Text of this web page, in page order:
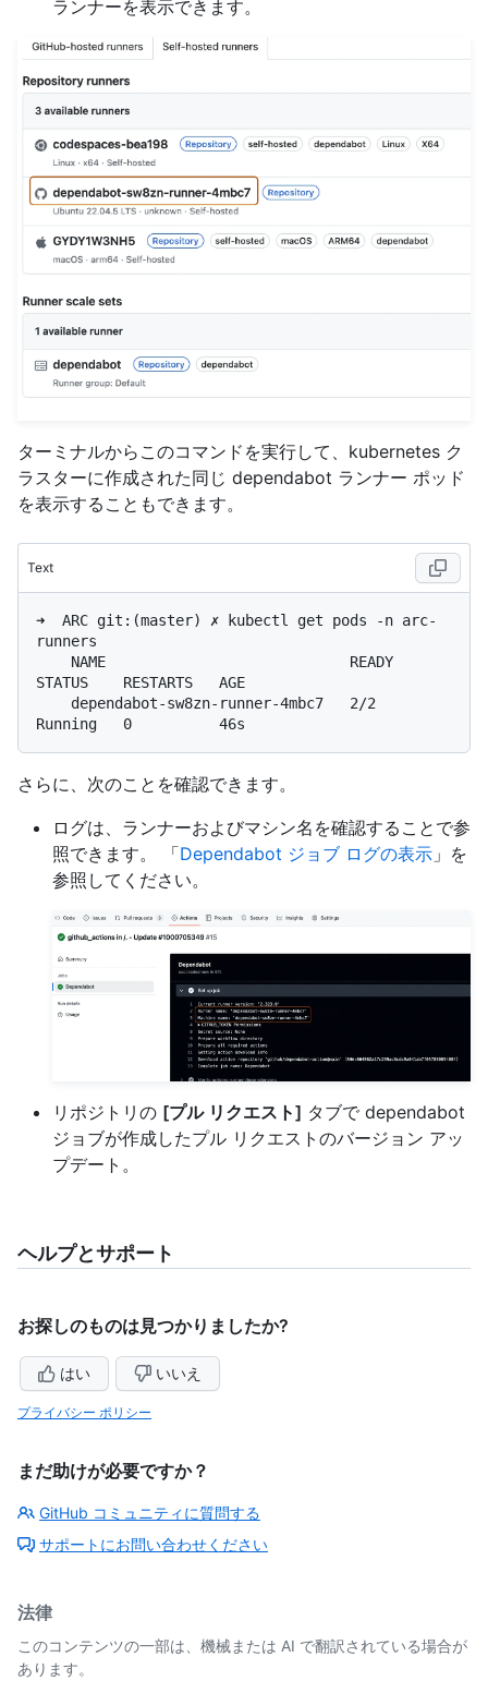
ランナーを表示できます。
ターミナルからこのコマンドを実行して、kubernetes ク
ラスターに作成された同じ dependabot ランナー ポッド
を表示することもできます。
Text
➜  ARC git:(master) ✗ kubectl get pods -n arc-
runners
STATUS    RESTARTS   AGE
さらに、次のことを確認できます。
ログは、ランナーおよびマシン名を確認することで参
照できます。 「Dependabot ジョブ ログの表示 」を
参照してください。
リポジトリの [プル リクエスト] タブで dependabot
ジョブが作成したプル リクエストのバージョン アッ
プデート。
ヘルプとサポート
お探しのものは見つかりましたか?
はい いいえ
プライバシー ポリシー
まだ助けが必要ですか？
GitHub コミュニティに質問する
サポートにお問い合わせください
法律
このコンテンツの一部は、機械または AI で翻訳されている場合が
あります。